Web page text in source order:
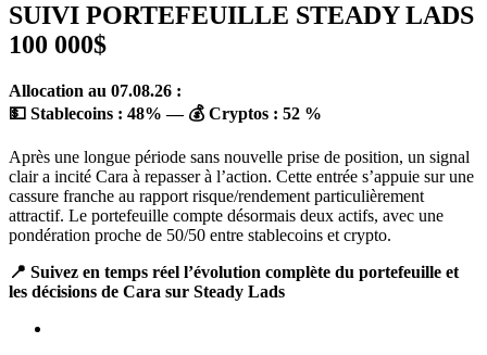
SUIVI PORTEFEUILLE STEADY LADS
100 000$
Allocation au 07.08.26 :
💵 Stablecoins : 48% — 💰 Cryptos : 52 %
Après une longue période sans nouvelle prise de position, un signal
clair a incité Cara à repasser à l’action. Cette entrée s’appuie sur une
cassure franche au rapport risque/rendement particulièrement
attractif. Le portefeuille compte désormais deux actifs, avec une
pondération proche de 50/50 entre stablecoins et crypto.
📍 Suivez en temps réel l’évolution complète du portefeuille et
les décisions de Cara sur Steady Lads